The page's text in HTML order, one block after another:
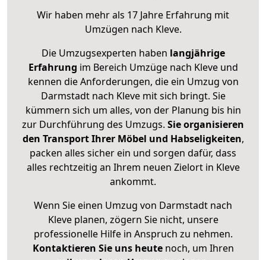
Wir haben mehr als 17 Jahre Erfahrung mit
Umzügen nach Kleve.
Die Umzugsexperten haben langjährige
Erfahrung im Bereich Umzüge nach Kleve und
kennen die Anforderungen, die ein Umzug von
Darmstadt nach Kleve mit sich bringt. Sie
kümmern sich um alles, von der Planung bis hin
zur Durchführung des Umzugs. Sie organisieren
den Transport Ihrer Möbel und Habseligkeiten,
packen alles sicher ein und sorgen dafür, dass
alles rechtzeitig an Ihrem neuen Zielort in Kleve
ankommt.
Wenn Sie einen Umzug von Darmstadt nach
Kleve planen, zögern Sie nicht, unsere
professionelle Hilfe in Anspruch zu nehmen.
Kontaktieren Sie uns heutenoch, um Ihren